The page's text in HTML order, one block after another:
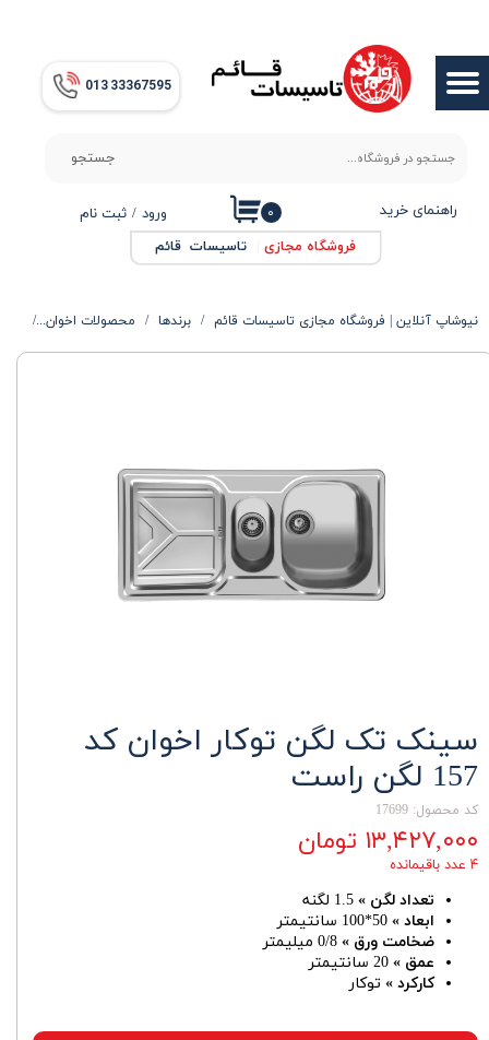
013​​​​​​​ 33367595
جستجو
ورود / ثبت نام
حساب کاربری من
تغییر گذر واژه
سفارشات
خروج از حساب کاربری
راهنمای خرید ۰
فروشگاه مجازی تاسیسات قائم
نیوشاپ آنلاین | فروشگاه مجازی تاسیسات قائم برندها محصولات اخوان
سینک تک لگن توکار اخوان کد
157 لگن راست
کد محصول: 17699
۱۳,۴۲۷,۰۰۰ تومان
۴ عدد باقیمانده
تعداد لگن » 1.5 لگنه
ابعاد »
ضخامت ورق »
عمق »
کارکرد » توکار